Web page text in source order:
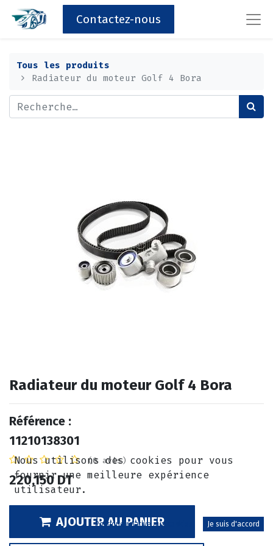
Contactez-nous
Tous les produits
Radiateur du moteur Golf 4 Bora
Radiateur du moteur Golf 4 Bora
Référence :
11210138301
(0 avis)
220,150 DT
AJOUTER AU PANIER
Nous utilisons des cookies pour vous
fournir une meilleure expérience
utilisateur.
Politique relative aux cookies Je suis d'accord